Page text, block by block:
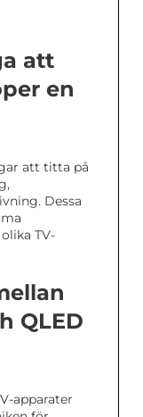
att
en
att titta på
Dessa
TV-
QLED
apparater